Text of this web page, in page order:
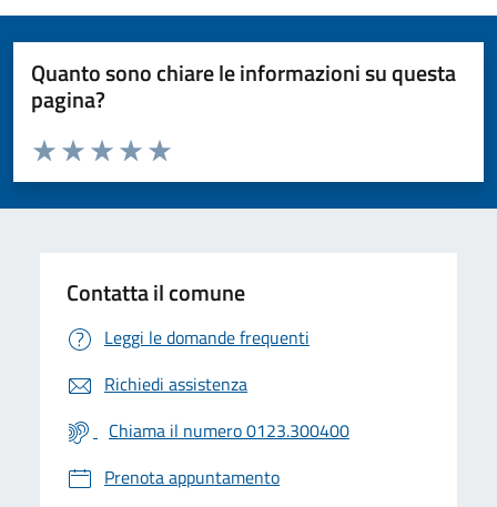
Quanto sono chiare le informazioni su questa
pagina?
Valuta da 1 a 5 stelle la pagina
Valuta 5 stelle su 5
Valuta 4 stelle su 5
Valuta 3 stelle su 5
Valuta 2 stelle su 5
Valuta 1 stelle su 5
Contatta il comune
Leggi le domande frequenti
Richiedi assistenza
Chiama il numero 0123.300400
Prenota appuntamento